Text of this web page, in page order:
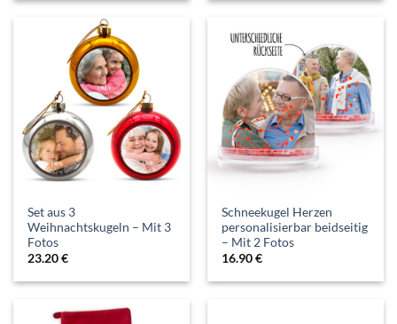
Set aus 3
Weihnachtskugeln – Mit 3
Fotos
23.20€
Schneekugel Herzen
personalisierbar beidseitig
– Mit 2 Fotos
16.90€